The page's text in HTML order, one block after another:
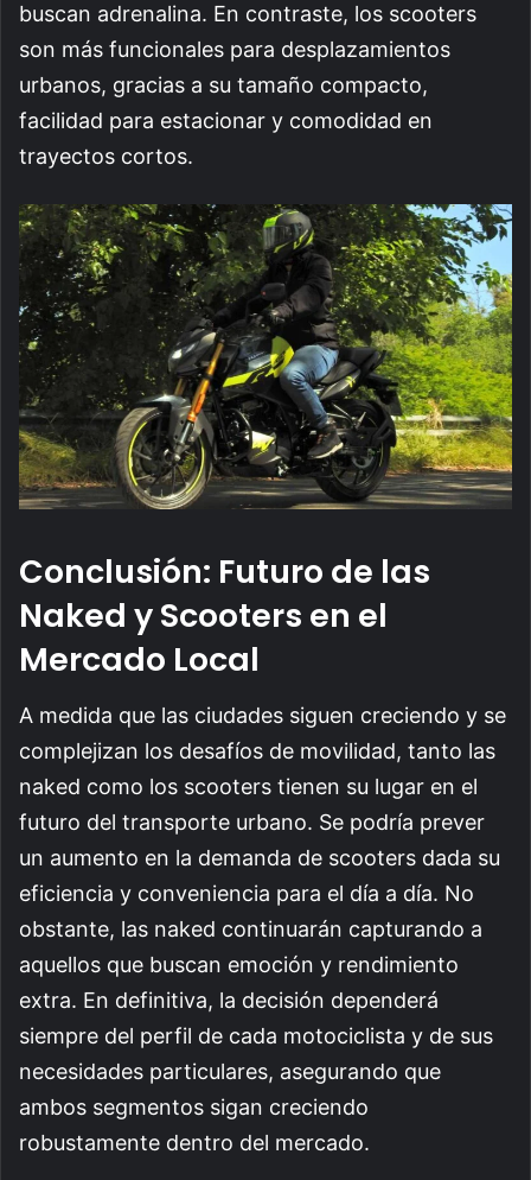
buscan adrenalina. En contraste, los scooters
son más funcionales para desplazamientos
urbanos, gracias a su tamaño compacto,
facilidad para estacionar y comodidad en
trayectos cortos.
Conclusión: Futuro de las
Naked y Scooters en el
Mercado Local
A medida que las ciudades siguen creciendo y se
complejizan los desafíos de movilidad, tanto las
naked como los scooters tienen su lugar en el
futuro del transporte urbano. Se podría prever
un aumento en la demanda de scooters dada su
eficiencia y conveniencia para el día a día. No
obstante, las naked continuarán capturando a
aquellos que buscan emoción y rendimiento
extra. En definitiva, la decisión dependerá
siempre del perfil de cada motociclista y de sus
necesidades particulares, asegurando que
ambos segmentos sigan creciendo
robustamente dentro del mercado.